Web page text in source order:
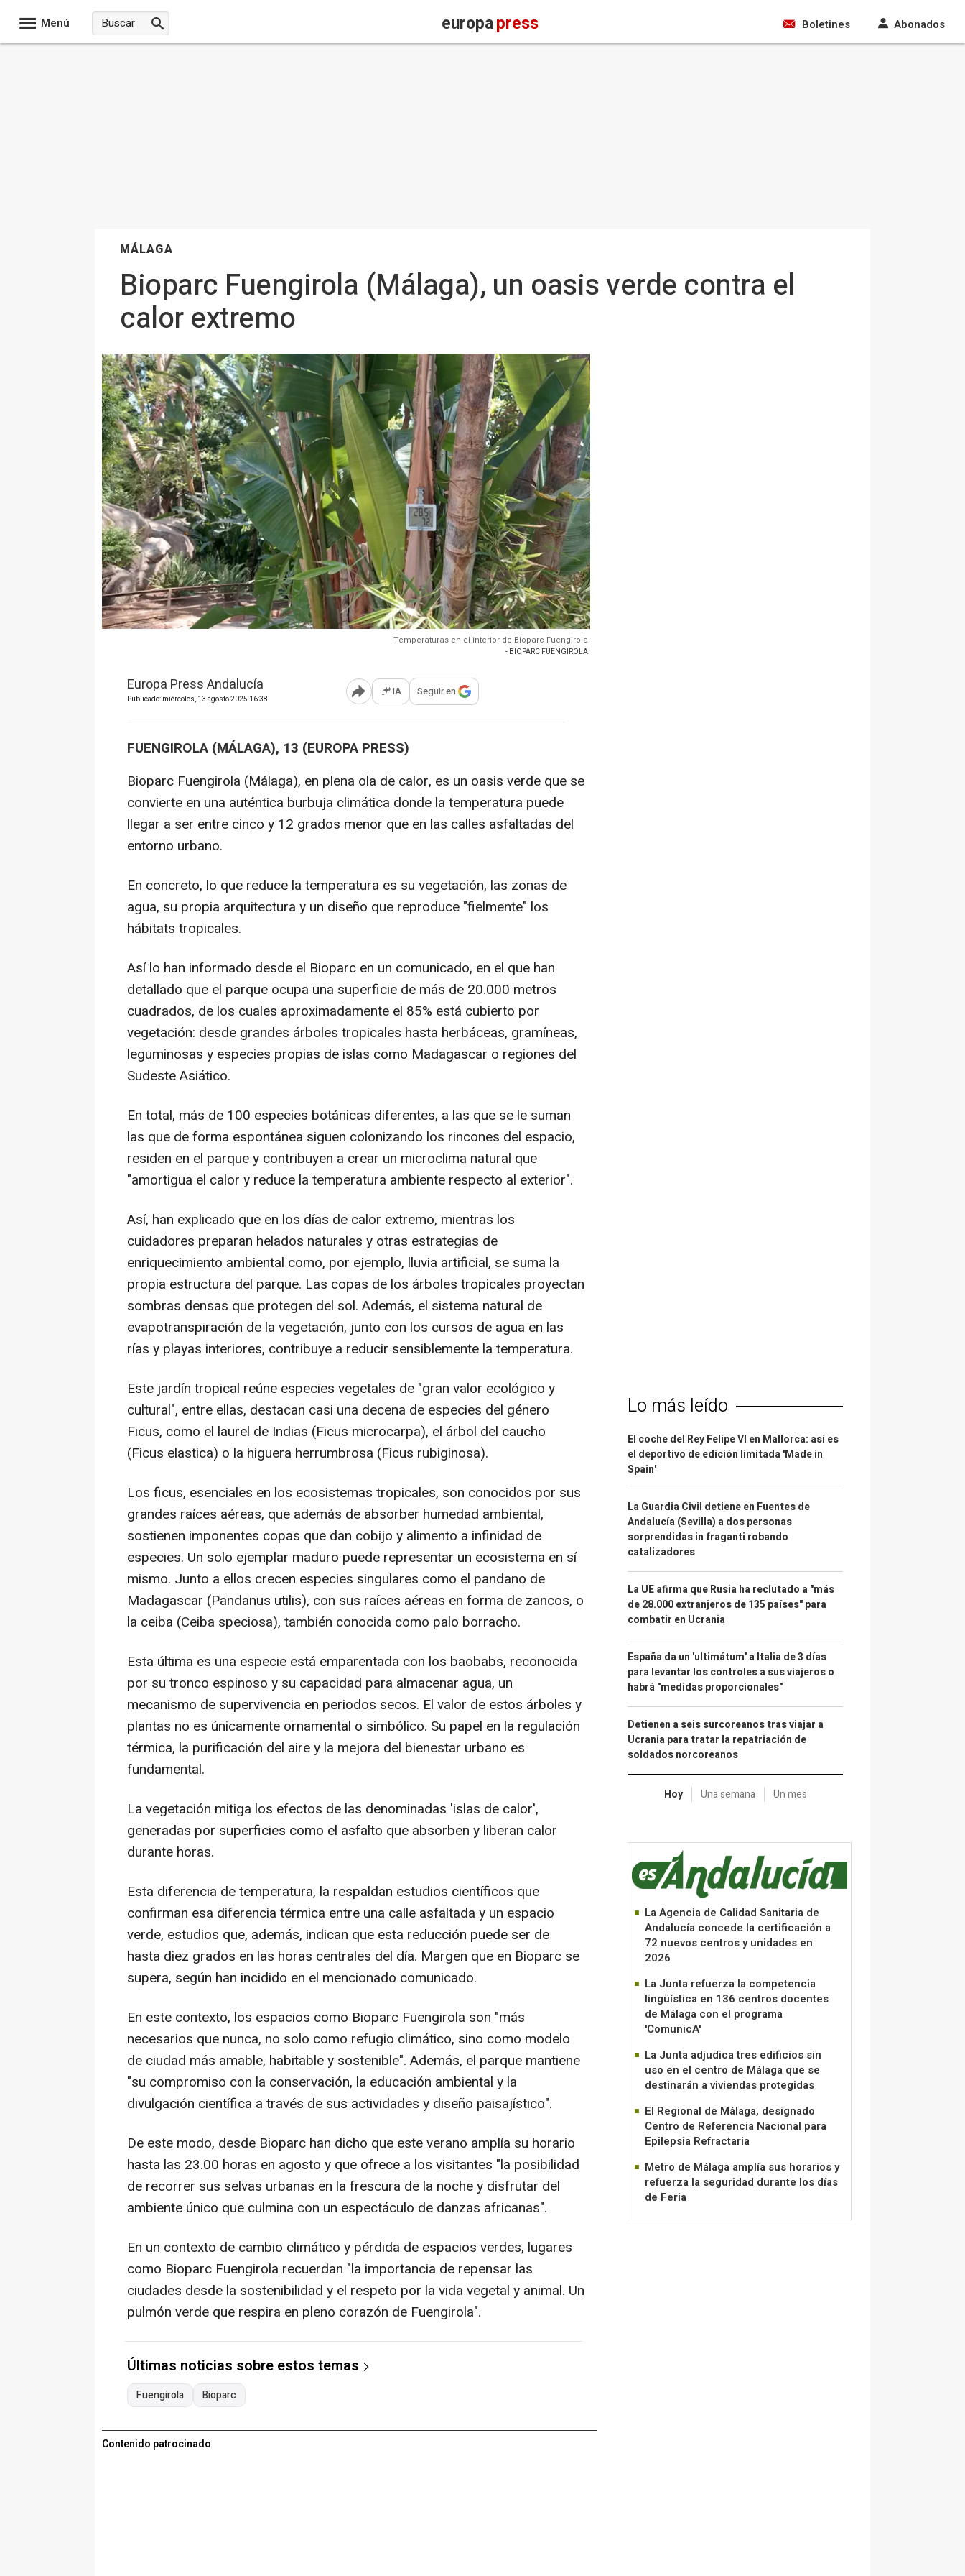
Menú europapress Boletines Abonados
MÁLAGA
Bioparc Fuengirola (Málaga), un oasis verde contra el
calor extremo
Temperaturas en el interior de Bioparc Fuengirola.
- BIOPARC FUENGIROLA.
Europa Press Andalucía
Publicado: miércoles, 13 agosto 2025 16:38 Abrir opciones para compartir
IA Seguir en
FUENGIROLA (MÁLAGA), 13 (EUROPA PRESS)
Bioparc Fuengirola (Málaga), en plena ola de calor, es un oasis verde que se
convierte en una auténtica burbuja climática donde la temperatura puede
llegar a ser entre cinco y 12 grados menor que en las calles asfaltadas del
entorno urbano.
En concreto, lo que reduce la temperatura es su vegetación, las zonas de
agua, su propia arquitectura y un diseño que reproduce "fielmente" los
hábitats tropicales.
Así lo han informado desde el Bioparc en un comunicado, en el que han
detallado que el parque ocupa una superficie de más de 20.000 metros
cuadrados, de los cuales aproximadamente el 85% está cubierto por
vegetación: desde grandes árboles tropicales hasta herbáceas, gramíneas,
leguminosas y especies propias de islas como Madagascar o regiones del
Sudeste Asiático.
En total, más de 100 especies botánicas diferentes, a las que se le suman
las que de forma espontánea siguen colonizando los rincones del espacio,
residen en el parque y contribuyen a crear un microclima natural que
"amortigua el calor y reduce la temperatura ambiente respecto al exterior".
Así, han explicado que en los días de calor extremo, mientras los
cuidadores preparan helados naturales y otras estrategias de
enriquecimiento ambiental como, por ejemplo, lluvia artificial, se suma la
propia estructura del parque. Las copas de los árboles tropicales proyectan
sombras densas que protegen del sol. Además, el sistema natural de
evapotranspiración de la vegetación, junto con los cursos de agua en las
rías y playas interiores, contribuye a reducir sensiblemente la temperatura.
Este jardín tropical reúne especies vegetales de "gran valor ecológico y
cultural", entre ellas, destacan casi una decena de especies del género
Ficus, como el laurel de Indias (Ficus microcarpa), el árbol del caucho
(Ficus elastica) o la higuera herrumbrosa (Ficus rubiginosa).
Los ficus, esenciales en los ecosistemas tropicales, son conocidos por sus
grandes raíces aéreas, que además de absorber humedad ambiental,
sostienen imponentes copas que dan cobijo y alimento a infinidad de
especies. Un solo ejemplar maduro puede representar un ecosistema en sí
mismo. Junto a ellos crecen especies singulares como el pandano de
Madagascar (Pandanus utilis), con sus raíces aéreas en forma de zancos, o
la ceiba (Ceiba speciosa), también conocida como palo borracho.
Esta última es una especie está emparentada con los baobabs, reconocida
por su tronco espinoso y su capacidad para almacenar agua, un
mecanismo de supervivencia en periodos secos. El valor de estos árboles y
plantas no es únicamente ornamental o simbólico. Su papel en la regulación
térmica, la purificación del aire y la mejora del bienestar urbano es
fundamental.
La vegetación mitiga los efectos de las denominadas 'islas de calor',
generadas por superficies como el asfalto que absorben y liberan calor
durante horas.
Esta diferencia de temperatura, la respaldan estudios científicos que
confirman esa diferencia térmica entre una calle asfaltada y un espacio
verde, estudios que, además, indican que esta reducción puede ser de
hasta diez grados en las horas centrales del día. Margen que en Bioparc se
supera, según han incidido en el mencionado comunicado.
En este contexto, los espacios como Bioparc Fuengirola son "más
necesarios que nunca, no solo como refugio climático, sino como modelo
de ciudad más amable, habitable y sostenible". Además, el parque mantiene
"su compromiso con la conservación, la educación ambiental y la
divulgación científica a través de sus actividades y diseño paisajístico".
De este modo, desde Bioparc han dicho que este verano amplía su horario
hasta las 23.00 horas en agosto y que ofrece a los visitantes "la posibilidad
de recorrer sus selvas urbanas en la frescura de la noche y disfrutar del
ambiente único que culmina con un espectáculo de danzas africanas".
En un contexto de cambio climático y pérdida de espacios verdes, lugares
como Bioparc Fuengirola recuerdan "la importancia de repensar las
ciudades desde la sostenibilidad y el respeto por la vida vegetal y animal. Un
pulmón verde que respira en pleno corazón de Fuengirola".
Últimas noticias sobre estos temas
Fuengirola Bioparc
Contenido patrocinado
Lo más leído
El coche del Rey Felipe VI en Mallorca: así es
el deportivo de edición limitada 'Made in
Spain'
La Guardia Civil detiene en Fuentes de
Andalucía (Sevilla) a dos personas
sorprendidas in fraganti robando
catalizadores
La UE afirma que Rusia ha reclutado a "más
de 28.000 extranjeros de 135 países" para
combatir en Ucrania
España da un 'ultimátum' a Italia de 3 días
para levantar los controles a sus viajeros o
habrá "medidas proporcionales"
Detienen a seis surcoreanos tras viajar a
Ucrania para tratar la repatriación de
soldados norcoreanos
Hoy Una semana Un mes
La Agencia de Calidad Sanitaria de
Andalucía concede la certificación a
72 nuevos centros y unidades en
2026
La Junta refuerza la competencia
lingüística en 136 centros docentes
de Málaga con el programa
'ComunicA'
La Junta adjudica tres edificios sin
uso en el centro de Málaga que se
destinarán a viviendas protegidas
El Regional de Málaga, designado
Centro de Referencia Nacional para
Epilepsia Refractaria
Metro de Málaga amplía sus horarios y
refuerza la seguridad durante los días
de Feria